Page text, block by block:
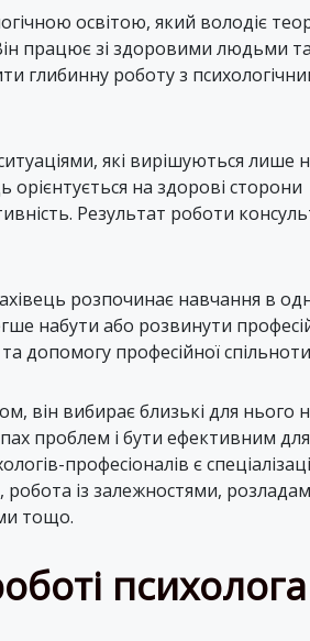
освітою, який володіє
працює зі здоровими людьми
глибинну роботу з
які вирішуються лише
орієнтується на здорові сторони
Результат роботи
розпочинає навчання в
набути або розвинути
допомогу професійної
він вибирає близькі для нього
проблем і бути ефективним
професіоналів є
робота із залежностями,
тощо.
психолога